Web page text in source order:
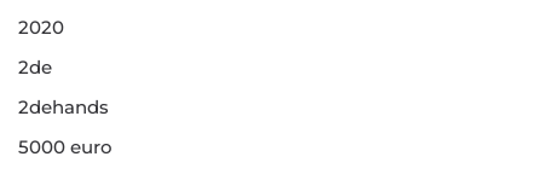
2020
2de
2dehands
5000 euro